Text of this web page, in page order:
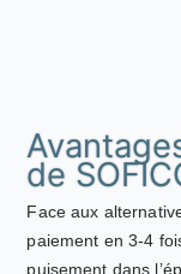
de
Face aux
paiement en 3-4
puisement dans